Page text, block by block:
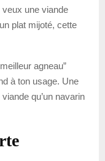
une viande
plat mijoté, cette
agneau”
à ton usage. Une
qu’un navarin